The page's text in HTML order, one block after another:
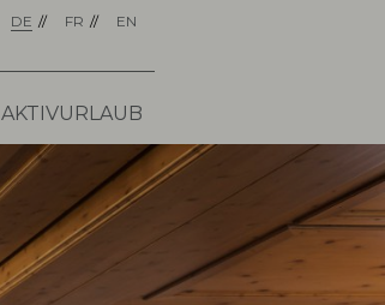
DE FR EN
AKTIVURLAUB